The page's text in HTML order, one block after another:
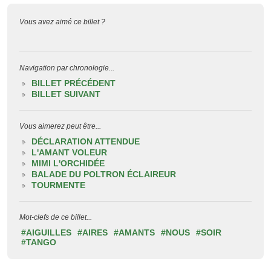
Vous avez aimé ce billet ?
Navigation par chronologie...
BILLET PRÉCÉDENT
BILLET SUIVANT
Vous aimerez peut être...
DÉCLARATION ATTENDUE
L'AMANT VOLEUR
MIMI L'ORCHIDÉE
BALADE DU POLTRON ÉCLAIREUR
TOURMENTE
Mot-clefs de ce billet...
#AIGUILLES #AIRES #AMANTS #NOUS
#SOIR
#TANGO